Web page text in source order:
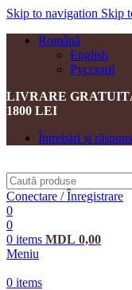
Skip to navigation Skip
Română
English
Русский
LIVRARE
1800 LEI
Întrebări și
Conectare / Înregistrare
0
0
0 items MDL 0,00
Meniu
0 items